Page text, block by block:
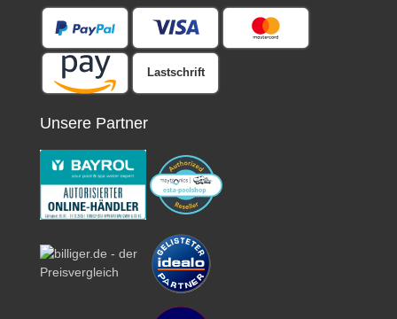
Lastschrift
Unsere Partner